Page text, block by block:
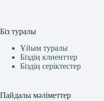
Біз туралы
Ұйым туралы
Біздің клиенттер
Біздің серіктестер
Пайдалы мәліметтер